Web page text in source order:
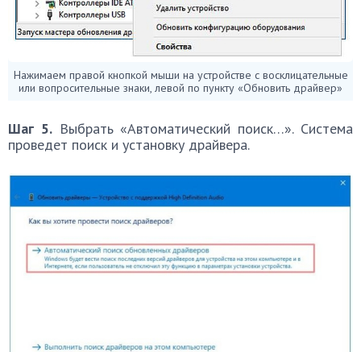
Нажимаем правой кнопкой мыши на устройстве с восклицательные
или вопросительные знаки, левой по пункту «Обновить драйвер»
Шаг 5.Выбрать «Автоматический поиск…». Система
проведет поиск и установку драйвера.